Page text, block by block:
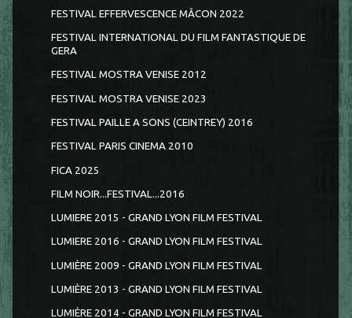
FESTIVAL EFFERVESCENCE MÂCON 2022
FESTIVAL INTERNATIONAL DU FILM FANTASTIQUE DE
GERA
FESTIVAL MOSTRA VENISE 2012
FESTIVAL MOSTRA VENISE 2023
FESTIVAL PAILLE A SONS (CEINTREY) 2016
FESTIVAL PARIS CINEMA 2010
FICA 2025
FILM NOIR...FESTIVAL...2016
LUMIERE 2015 - GRAND LYON FILM FESTIVAL
LUMIERE 2016 - GRAND LYON FILM FESTIVAL
LUMIÈRE 2009 - GRAND LYON FILM FESTIVAL
LUMIÈRE 2013 - GRAND LYON FILM FESTIVAL
LUMIÈRE 2014 - GRAND LYON FILM FESTIVAL